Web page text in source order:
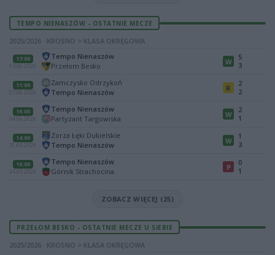
TEMPO NIENASZÓW - OSTATNIE MECZE
2025/2026 · KROSNO > KLASA OKRĘGOWA
17:00
13.06.2026
Tempo Nienaszów
Przełom Besko
W
5
3
11:00
07.06.2026
Zamczysko Odrzykoń
Tempo Nienaszów
R
2
2
16:00
04.06.2026
Tempo Nienaszów
Partyzant Targowiska
W
2
1
14:00
31.05.2026
Zorza Łęki Dukielskie
Tempo Nienaszów
W
1
3
16:00
24.05.2026
Tempo Nienaszów
Górnik Strachocina
P
0
1
ZOBACZ WIĘCEJ (25)
PRZEŁOM BESKO - OSTATNIE MECZE U SIEBIE
2025/2026 · KROSNO > KLASA OKRĘGOWA